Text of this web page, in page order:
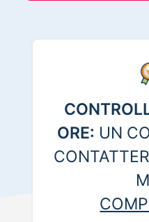
ORE: UN